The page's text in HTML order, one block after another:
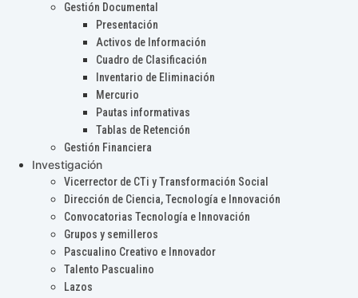
Gestión Documental
Presentación
Activos de Información
Cuadro de Clasificación
Inventario de Eliminación
Mercurio
Pautas informativas
Tablas de Retención
Gestión Financiera
Investigación
Vicerrector de CTi y Transformación Social
Dirección de Ciencia, Tecnología e Innovación
Convocatorias Tecnología e Innovación
Grupos y semilleros
Pascualino Creativo e Innovador
Talento Pascualino
Lazos